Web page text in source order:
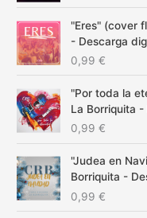
"Eres" (cover
- Descarga
0,99€
"Por toda la
La Borriquita
0,99€
"Judea en
Borriquita -
0,99€